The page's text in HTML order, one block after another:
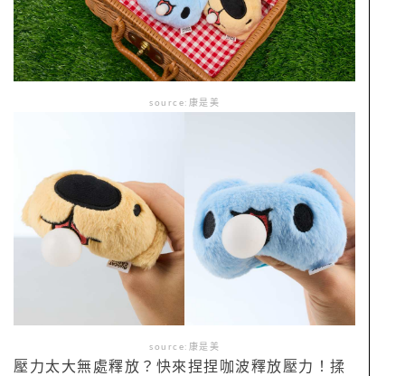
source:康是美
source:康是美
壓力太大無處釋放？快來捏捏咖波釋放壓力！揉